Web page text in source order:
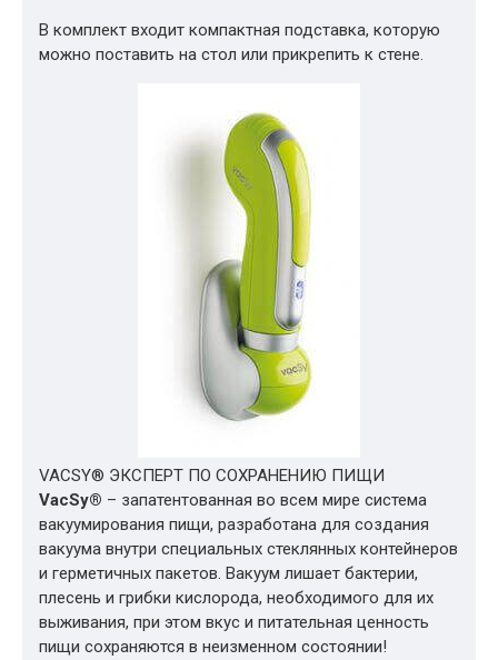
В комплект входит компактная подставка, которую
можно поставить на стол или прикрепить к стене.
VACSY® ЭКСПЕРТ ПО СОХРАНЕНИЮ ПИЩИ
VacSy® – запатентованная во всем мире система
вакуумирования пищи, разработана для создания
вакуума внутри специальных стеклянных контейнеров
и герметичных пакетов. Вакуум лишает бактерии,
плесень и грибки кислорода, необходимого для их
выживания, при этом вкус и питательная ценность
пищи сохраняются в неизменном состоянии!